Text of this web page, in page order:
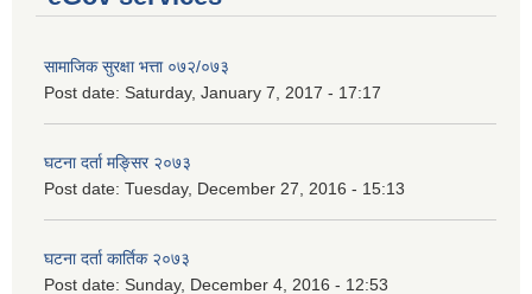
सामाजिक सुरक्षा भत्ता ०७२/०७३
Post date: Saturday, January 7, 2017 - 17:17
घटना दर्ता मङ्सिर २०७३
Post date: Tuesday, December 27, 2016 - 15:13
घटना दर्ता कार्तिक २०७३
Post date: Sunday, December 4, 2016 - 12:53